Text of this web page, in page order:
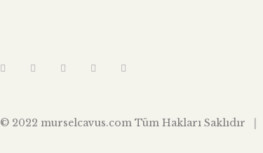
© 2022 murselcavus.com Tüm Hakları Saklıdır